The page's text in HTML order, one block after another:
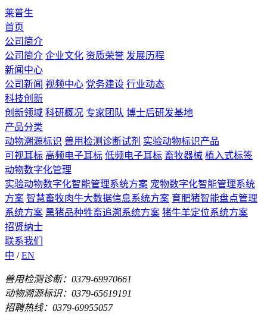
莱普生
首页
公司简介
公司简介 企业文化 资质荣誉 发展历程
新闻中心
公司新闻 视频中心 党务建设 行业动态
科技创新
创新领域 科研概况 专家团队 博士后研发基地
产品分类
动物溯源标识 兽用检测诊断试剂 实验动物标识产品
可视耳标 高频电子耳标 低频电子耳标 畜牧器械 植入式标签
动物数字化管理
实验动物数字化智能管理系统方案 宠物数字化智能管理系统
方案 智慧畜牧肉牛大数据信息系统方案 育肥猪智能盘点管理
系统方案 黑猪品种牲畜追溯系统方案 猪牛羊定位系统方案
招贤纳士
联系我们
中 /EN
兽用检测诊断：0379-69970661
动物溯源标识：0379-65619191
招聘热线：0379-69955057